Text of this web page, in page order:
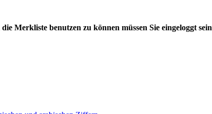
Merkliste benutzen zu können müssen Sie eingeloggt sein